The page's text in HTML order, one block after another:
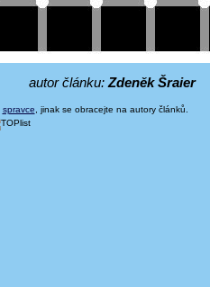
autor článku: Zdeněk Šraier
spravce , jinak se obracejte na autory článků.